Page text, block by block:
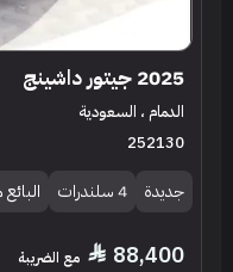
2025 جيتور داشينج
الدمام ، السعودية
252130
جديدة 4 سلندرات
88,400 مع الضريبة